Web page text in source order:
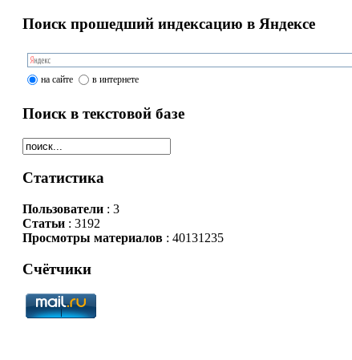
Поиск прошедший индексацию в Яндексе
на сайте в интернете
Поиск в текстовой базе
Статистика
Пользователи: 3
Статьи: 3192
Просмотры материалов: 40131235
Счётчики